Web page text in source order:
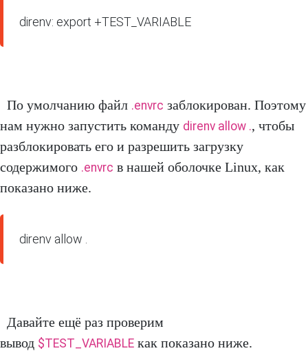
direnv: export +TEST_VARIABLE
По умолчанию файл .envrc заблокирован. Поэтому
нам нужно запустить команду direnv allow ., чтобы
разблокировать его и разрешить загрузку
содержимого .envrc в нашей оболочке Linux, как
показано ниже.
direnv allow .
Давайте ещё раз проверим
вывод $TEST_VARIABLE как показано ниже.